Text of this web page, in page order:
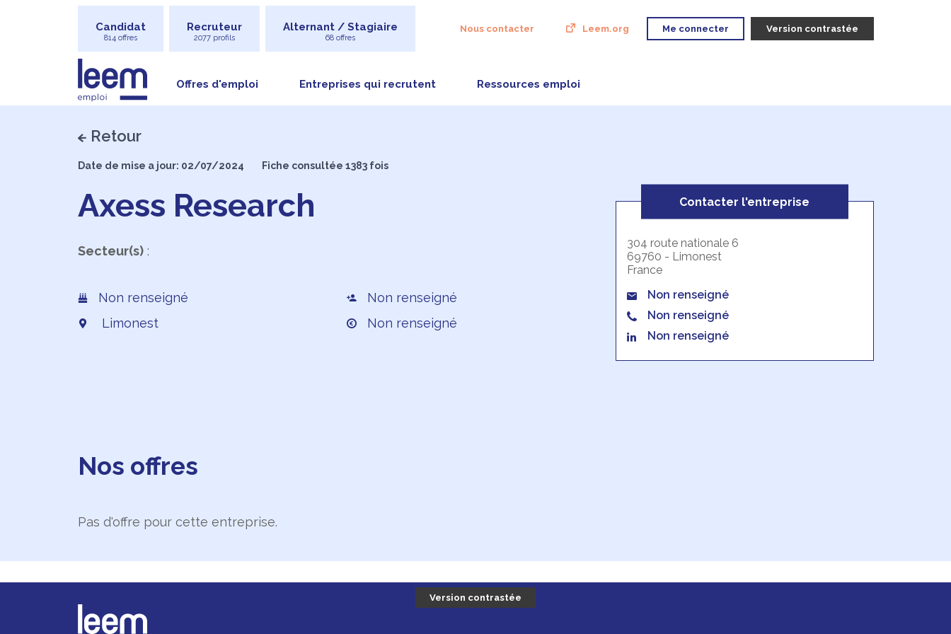
Candidat
814 offres
Recruteur
2077 profils
Alternant / Stagiaire
68 offres
Nous contacter Leem.org Me connecter Version contrastée
Offres d'emploi Entreprises qui recrutent Ressources emploi
Retour
Date de mise a jour: 02/07/2024 Fiche consultée 1383 fois
Axess Research
Secteur(s):
Non renseigné
Limonest
Non renseigné
Non renseigné
Contacter l'entreprise
304 route nationale 6
69760 - Limonest
France
Non renseigné
Non renseigné
Non renseigné
Nos offres
Pas d'offre pour cette entreprise.
Version contrastée